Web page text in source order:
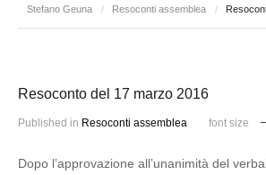
Stefano Geuna / Resoconti assemblea /
Resoconto del 17 marzo 2016
Published in Resoconti assemblea font size
Dopo l’approvazione all’unanimità del